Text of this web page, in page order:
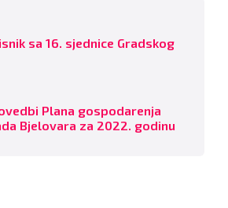
sa 16. sjednice Gradskog
Plana gospodarenja
Bjelovara za 2022. godinu